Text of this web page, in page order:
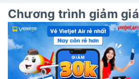
Chương trình giảm giá